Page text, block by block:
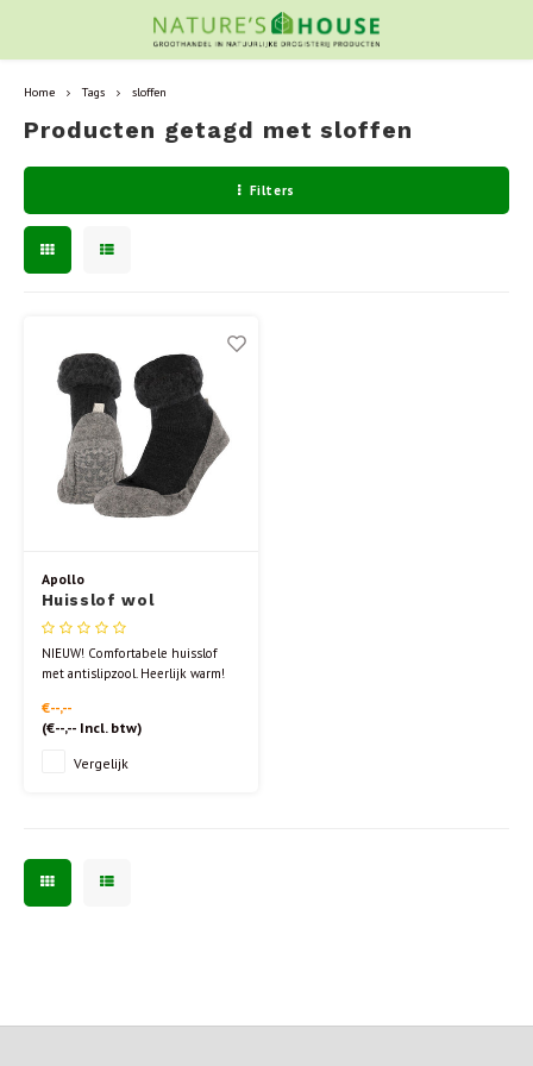
Home Tags sloffen
Producten getagd met sloffen
Filters
Apollo
Huisslof wol
Antraciet anti slip, 1
paar UITLOPEND
NIEUW! Comfortabele huisslof
met antislipzool. Heerlijk warm!
€--,--
(€--,--Incl. btw)
Vergelijk